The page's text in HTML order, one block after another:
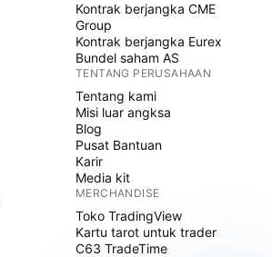
Kontrak berjangka CME
Group
Kontrak berjangka Eurex
Bundel saham AS
TENTANG PERUSAHAAN
Tentang kami
Misi luar angksa
Blog
Pusat Bantuan
Karir
Media kit
MERCHANDISE
Toko TradingView
Kartu tarot untuk trader
C63 TradeTime